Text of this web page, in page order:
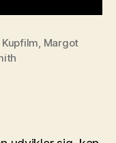
Kupfilm, Margot